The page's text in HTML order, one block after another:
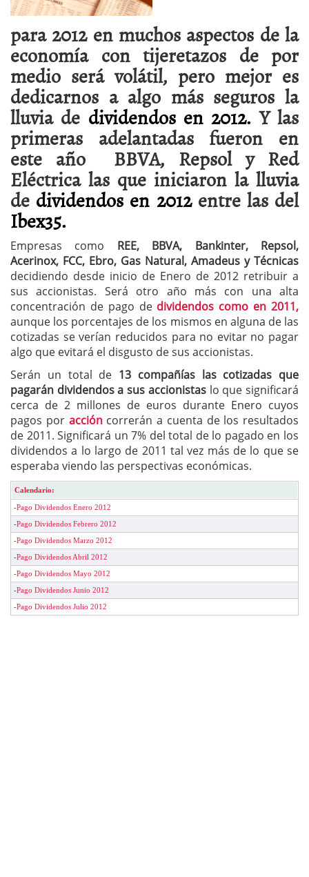
para 2012 en muchos aspectos de la
economía con tijeretazos de por
medio será volátil, pero mejor es
dedicarnos a algo más seguros la
lluvia de dividendos en 2012. Y las
primeras adelantadas fueron en
este año BBVA, Repsol y Red
Eléctrica las que iniciaron la lluvia
de dividendos en 2012entre las del
Ibex35.
Empresas como REE, BBVA, Bankinter, Repsol,
Acerinox, FCC, Ebro, Gas Natural, Amadeus y Técnicas
decidiendo desde inicio de Enero de 2012 retribuir a
sus accionistas. Será otro año más con una alta
concentración de pago de dividendos como en 2011,
aunque los porcentajes de los mismos en alguna de las
cotizadas se verían reducidos para no evitar no pagar
algo que evitará el disgusto de sus accionistas.
Serán un total de 13 compañías las cotizadas que
pagarán dividendos a sus accionistas lo que significará
cerca de 2 millones de euros durante Enero cuyos
pagos por acción correrán a cuenta de los resultados
de 2011. Significará un 7% del total de lo pagado en los
dividendos a lo largo de 2011 tal vez más de lo que se
esperaba viendo las perspectivas económicas.
Calendario:
-Pago Dividendos Enero 2012
-Pago Dividendos Febrero 2012
-Pago Dividendos Marzo 2012
-Pago Dividendos Abril 2012
-Pago Dividendos Mayo 2012
-Pago Dividendos Junio 2012
-Pago Dividendos Julio 2012